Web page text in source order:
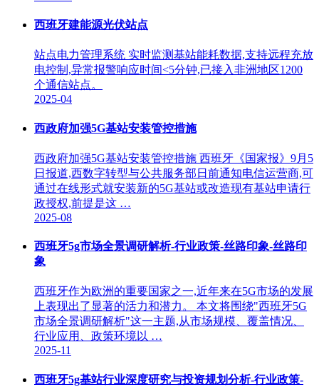
西班牙建能源光伏站点
站点电力管理系统 实时监测基站能耗数据,支持远程充放
电控制,异常报警响应时间<5分钟,已接入非洲地区1200
个通信站点。
2025-04
西政府加强5G基站安装管控措施
西政府加强5G基站安装管控措施 西班牙《国家报》9月5
日报道,西数字转型与公共服务部日前通知电信运营商,可
通过在线形式就安装新的5G基站或改造现有基站申请行
政授权,前提是这 …
2025-08
西班牙5g市场全景调研解析-行业政策-丝路印象-丝路印
象
西班牙作为欧洲的重要国家之一,近年来在5G市场的发展
上表现出了显著的活力和潜力。 本文将围绕"西班牙5G
市场全景调研解析"这一主题,从市场规模、覆盖情况、
行业应用、政策环境以 …
2025-11
西班牙5g基站行业深度研究与投资规划分析-行业政策-